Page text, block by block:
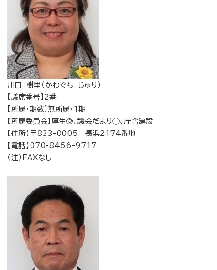
川口 樹里（かわぐち じゅり）
【議席番号】2番
【所属・期数】無所属・1期
【所属委員会】厚生◎、議会だより◯、庁舎建設
【住所】〒833-0005 長浜2174番地
【電話】070-8456-9717
（注）FAXなし